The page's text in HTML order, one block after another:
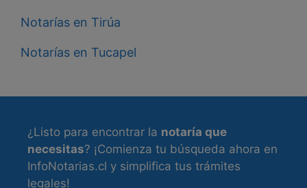
Notarías en Tirúa
Notarías en Tucapel
¿Listo para encontrar la notaría que
necesitas? ¡Comienza tu búsqueda ahora en
InfoNotarias.cl y simplifica tus trámites
legales!